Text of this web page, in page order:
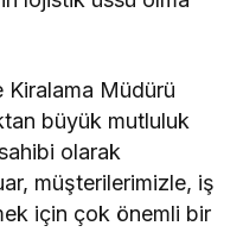
Müdürü
büyük mutluluk
olarak
müşterilerimizle, iş
için çok önemli bir